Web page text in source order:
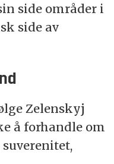
side områder i
side av
Zelenskyj
å forhandle om